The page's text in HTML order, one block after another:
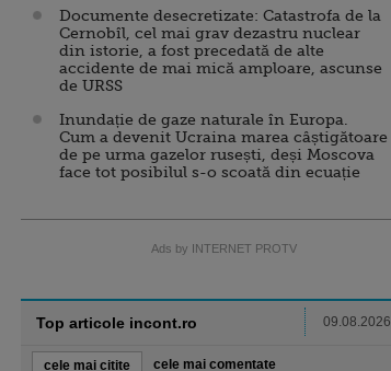
Documente desecretizate: Catastrofa de la
Cernobîl, cel mai grav dezastru nuclear
din istorie, a fost precedată de alte
accidente de mai mică amploare, ascunse
de URSS
Inundație de gaze naturale în Europa.
Cum a devenit Ucraina marea câștigătoare
de pe urma gazelor rusești, deși Moscova
face tot posibilul s-o scoată din ecuație
Ads by INTERNET PROTV
Top articole incont.ro 09.08.2026
cele mai citite cele mai comentate